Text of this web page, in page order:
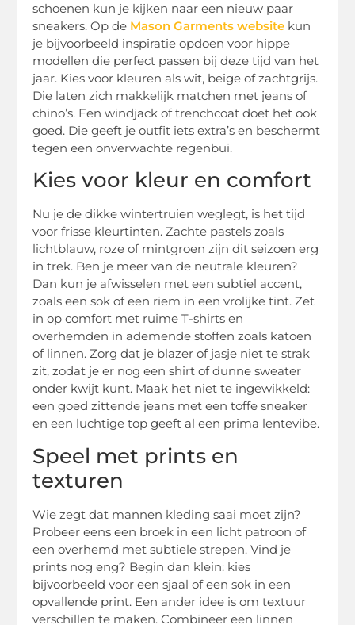
schoenen kun je kijken naar een nieuw paar
sneakers. Op de Mason Garments website kun
je bijvoorbeeld inspiratie opdoen voor hippe
modellen die perfect passen bij deze tijd van het
jaar. Kies voor kleuren als wit, beige of zachtgrijs.
Die laten zich makkelijk matchen met jeans of
chino’s. Een windjack of trenchcoat doet het ook
goed. Die geeft je outfit iets extra’s en beschermt
tegen een onverwachte regenbui.
Kies voor kleur en comfort
Nu je de dikke wintertruien weglegt, is het tijd
voor frisse kleurtinten. Zachte pastels zoals
lichtblauw, roze of mintgroen zijn dit seizoen erg
in trek. Ben je meer van de neutrale kleuren?
Dan kun je afwisselen met een subtiel accent,
zoals een sok of een riem in een vrolijke tint. Zet
in op comfort met ruime T-shirts en
overhemden in ademende stoffen zoals katoen
of linnen. Zorg dat je blazer of jasje niet te strak
zit, zodat je er nog een shirt of dunne sweater
onder kwijt kunt. Maak het niet te ingewikkeld:
een goed zittende jeans met een toffe sneaker
en een luchtige top geeft al een prima lentevibe.
Speel met prints en
texturen
Wie zegt dat mannen kleding saai moet zijn?
Probeer eens een broek in een licht patroon of
een overhemd met subtiele strepen. Vind je
prints nog eng? Begin dan klein: kies
bijvoorbeeld voor een sjaal of een sok in een
opvallende print. Een ander idee is om textuur
verschillen te maken. Combineer een linnen